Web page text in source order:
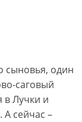
сыновья, один
саговый
в Лучки и
А сейчас –